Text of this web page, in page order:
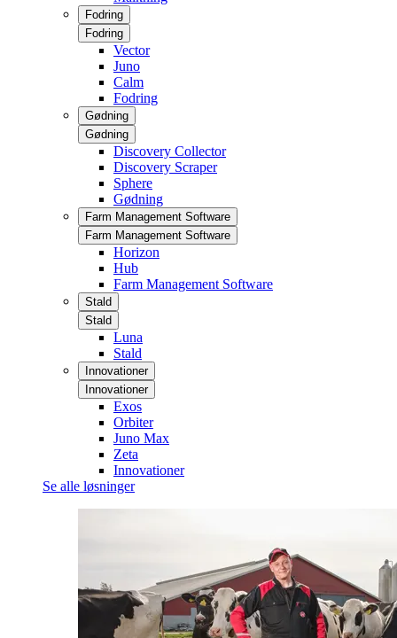
Fodring
Fodring
Vector
Juno
Calm
Fodring
Gødning
Gødning
Discovery Collector
Discovery Scraper
Sphere
Gødning
Farm Management Software
Farm Management Software
Horizon
Hub
Farm Management Software
Stald
Stald
Luna
Stald
Innovationer
Innovationer
Exos
Orbiter
Juno Max
Zeta
Innovationer
Se alle løsninger